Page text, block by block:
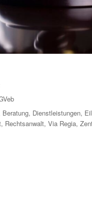
Beratung, Dienstleistungen,
, Rechtsanwalt,Via Regia,